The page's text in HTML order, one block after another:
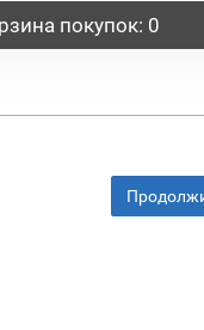
покупок: 0